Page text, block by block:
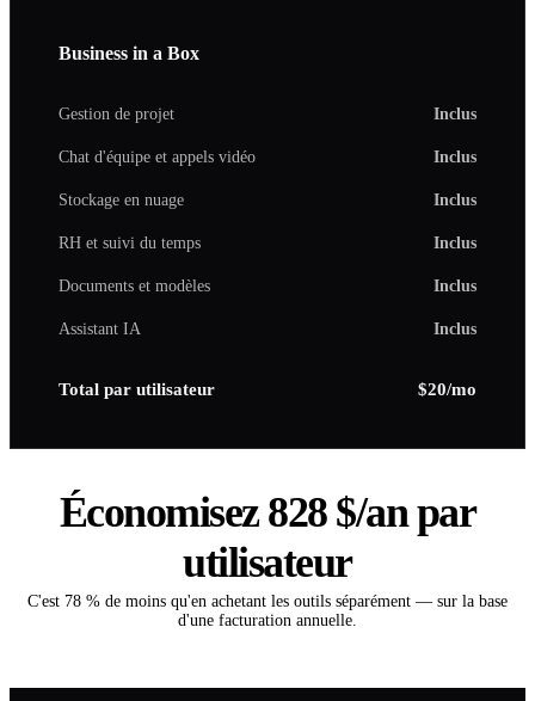
Business in a Box
Gestion de projet Inclus
Chat d'équipe et appels vidéo Inclus
Stockage en nuage Inclus
RH et suivi du temps Inclus
Documents et modèles Inclus
Assistant IA Inclus
Total par utilisateur $20/mo
Économisez 828 $/an par
utilisateur
C'est 78 % de moins qu'en achetant les outils séparément — sur la base
d'une facturation annuelle.